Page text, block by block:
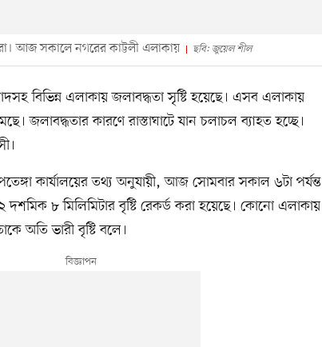
আজ সকালে নগরের কাট্টলী এলাকায় ছবি: জুয়েল শীল
বিভিন্ন এলাকায় জলাবদ্ধতা সৃষ্টি হয়েছে। এসব এলাকায়
জলাবদ্ধতার কারণে রাস্তাঘাটে যান চলাচল ব্যাহত হচ্ছে।
কার্যালয়ের তথ্য অনুযায়ী, আজ সোমবার সকাল ৬টা পর্যন্ত
দশমিক ৮ মিলিমিটার বৃষ্টি রেকর্ড করা হয়েছে। কোনো এলাকায়
অতি ভারী বৃষ্টি বলে।